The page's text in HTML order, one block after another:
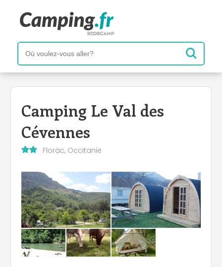
Camping Le Val des
Cévennes
Florac, Occitanie